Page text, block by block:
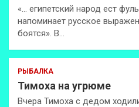
«… египетский народ ест
напоминает русское
боятся». В…
РЫБАЛКА
Тимоха на угрюме
Вчера Тимоха с дедом